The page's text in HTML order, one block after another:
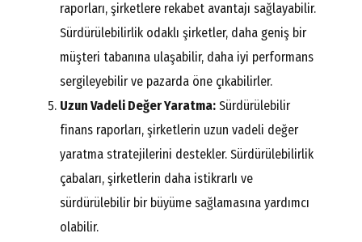
raporları, şirketlere rekabet avantajı sağlayabilir.
Sürdürülebilirlik odaklı şirketler, daha geniş bir
müşteri tabanına ulaşabilir, daha iyi performans
sergileyebilir ve pazarda öne çıkabilirler.
Uzun Vadeli Değer Yaratma: Sürdürülebilir
finans raporları, şirketlerin uzun vadeli değer
yaratma stratejilerini destekler. Sürdürülebilirlik
çabaları, şirketlerin daha istikrarlı ve
sürdürülebilir bir büyüme sağlamasına yardımcı
olabilir.